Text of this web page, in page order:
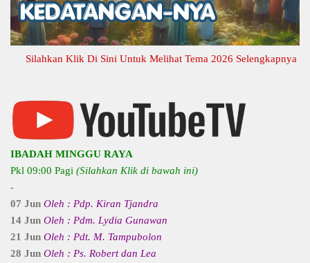
Klik Di Sini Untuk Melihat Tema 2026 Selengkapnya
IBADAH MINGGU RAYA
Pkl 09:00 Pagi (Silahkan Klik di bawah ini)
-
07 Jun Oleh : Pdp. Kiran Tjandra
14 Jun Oleh : Pdm. Lydia Gunawan
21 Jun Oleh : Pdt. M. Tampubolon
28 Jun Oleh : Ps. Robert dan Lea